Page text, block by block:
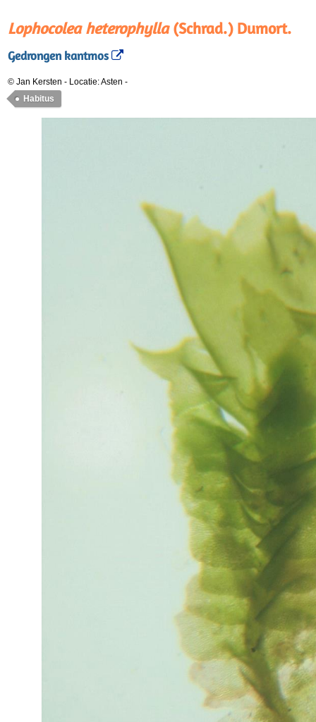
Lophocolea heterophylla(Schrad.) Dumort.
Gedrongen kantmos
© Jan Kersten - Locatie: Asten -
Habitus